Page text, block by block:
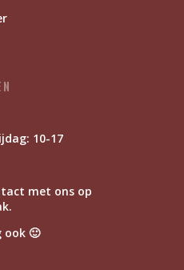
10-17
met ons op
ook 🙂